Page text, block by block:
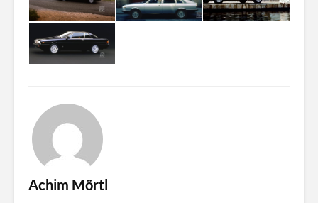
Achim Mörtl